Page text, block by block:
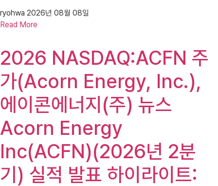
ryohwa 2026년 08월 08일
Read More
2026 NASDAQ:ACFN 주
가(Acorn Energy, Inc.),
에이콘에너지(주) 뉴스
Acorn Energy
Inc(ACFN)(2026년 2분
기) 실적 발표 하이라이트: